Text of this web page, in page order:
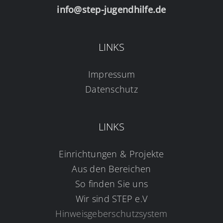
info@step-jugendhilfe.de
LINKS
Impressum
Datenschutz
LINKS
Einrichtungen & Projekte
Aus den Bereichen
So finden Sie uns
Wir sind STEP e.V
Hinweisgeberschutzsystem